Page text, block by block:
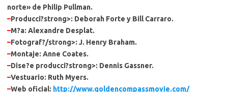
norte» de Philip Pullman.
–Producci?strong>: Deborah Forte y Bill Carraro.
–M?a: Alexandre Desplat.
–Fotograf?/strong>: J. Henry Braham.
–Montaje: Anne Coates.
–Dise?e producci?strong>: Dennis Gassner.
–Vestuario: Ruth Myers.
–Web oficial: http://www.goldencompassmovie.com/